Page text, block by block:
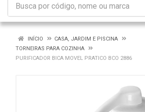
INÍCIO
CASA, JARDIM E PISCINA
TORNEIRAS PARA COZINHA
PURIFICADOR BICA MOVEL PRATICO BCO 2886